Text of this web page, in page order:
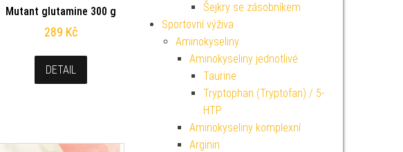
Mutant glutamine 300 g
289 Kč
DETAIL
Šejkry se zásobníkem
Sportovní výživa
Aminokyseliny
Aminokyseliny jednotlivé
Taurine
Tryptophan (Tryptofan) / 5-
HTP
Aminokyseliny komplexní
Arginin